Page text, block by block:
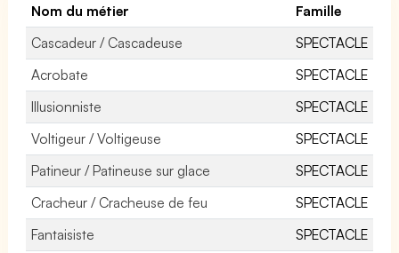
Nom du métier
Famille
Cascadeur / Cascadeuse
SPECTACLE
Acrobate
SPECTACLE
Illusionniste
SPECTACLE
Voltigeur / Voltigeuse
SPECTACLE
Patineur / Patineuse sur glace
SPECTACLE
Cracheur / Cracheuse de feu
SPECTACLE
Fantaisiste
SPECTACLE